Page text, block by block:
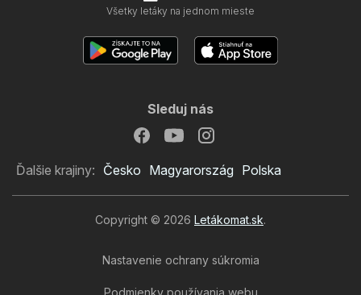
Všetky letáky na jednom mieste
Sleduj nás
Ďalšie krajiny: Česko Magyarország Polska
Copyright © 2026 Letákomat.sk.
Nastavenie ochrany súkromia